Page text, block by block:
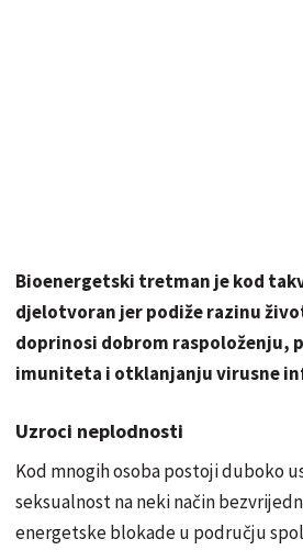
Bioenergetski tretman je kod
djelotvoran jer podiže razinu
doprinosi dobrom raspoloženju,
imuniteta i otklanjanju virusne
Uzroci neplodnosti
Kod mnogih osoba postoji duboko
seksualnost na neki način
energetske blokade u području